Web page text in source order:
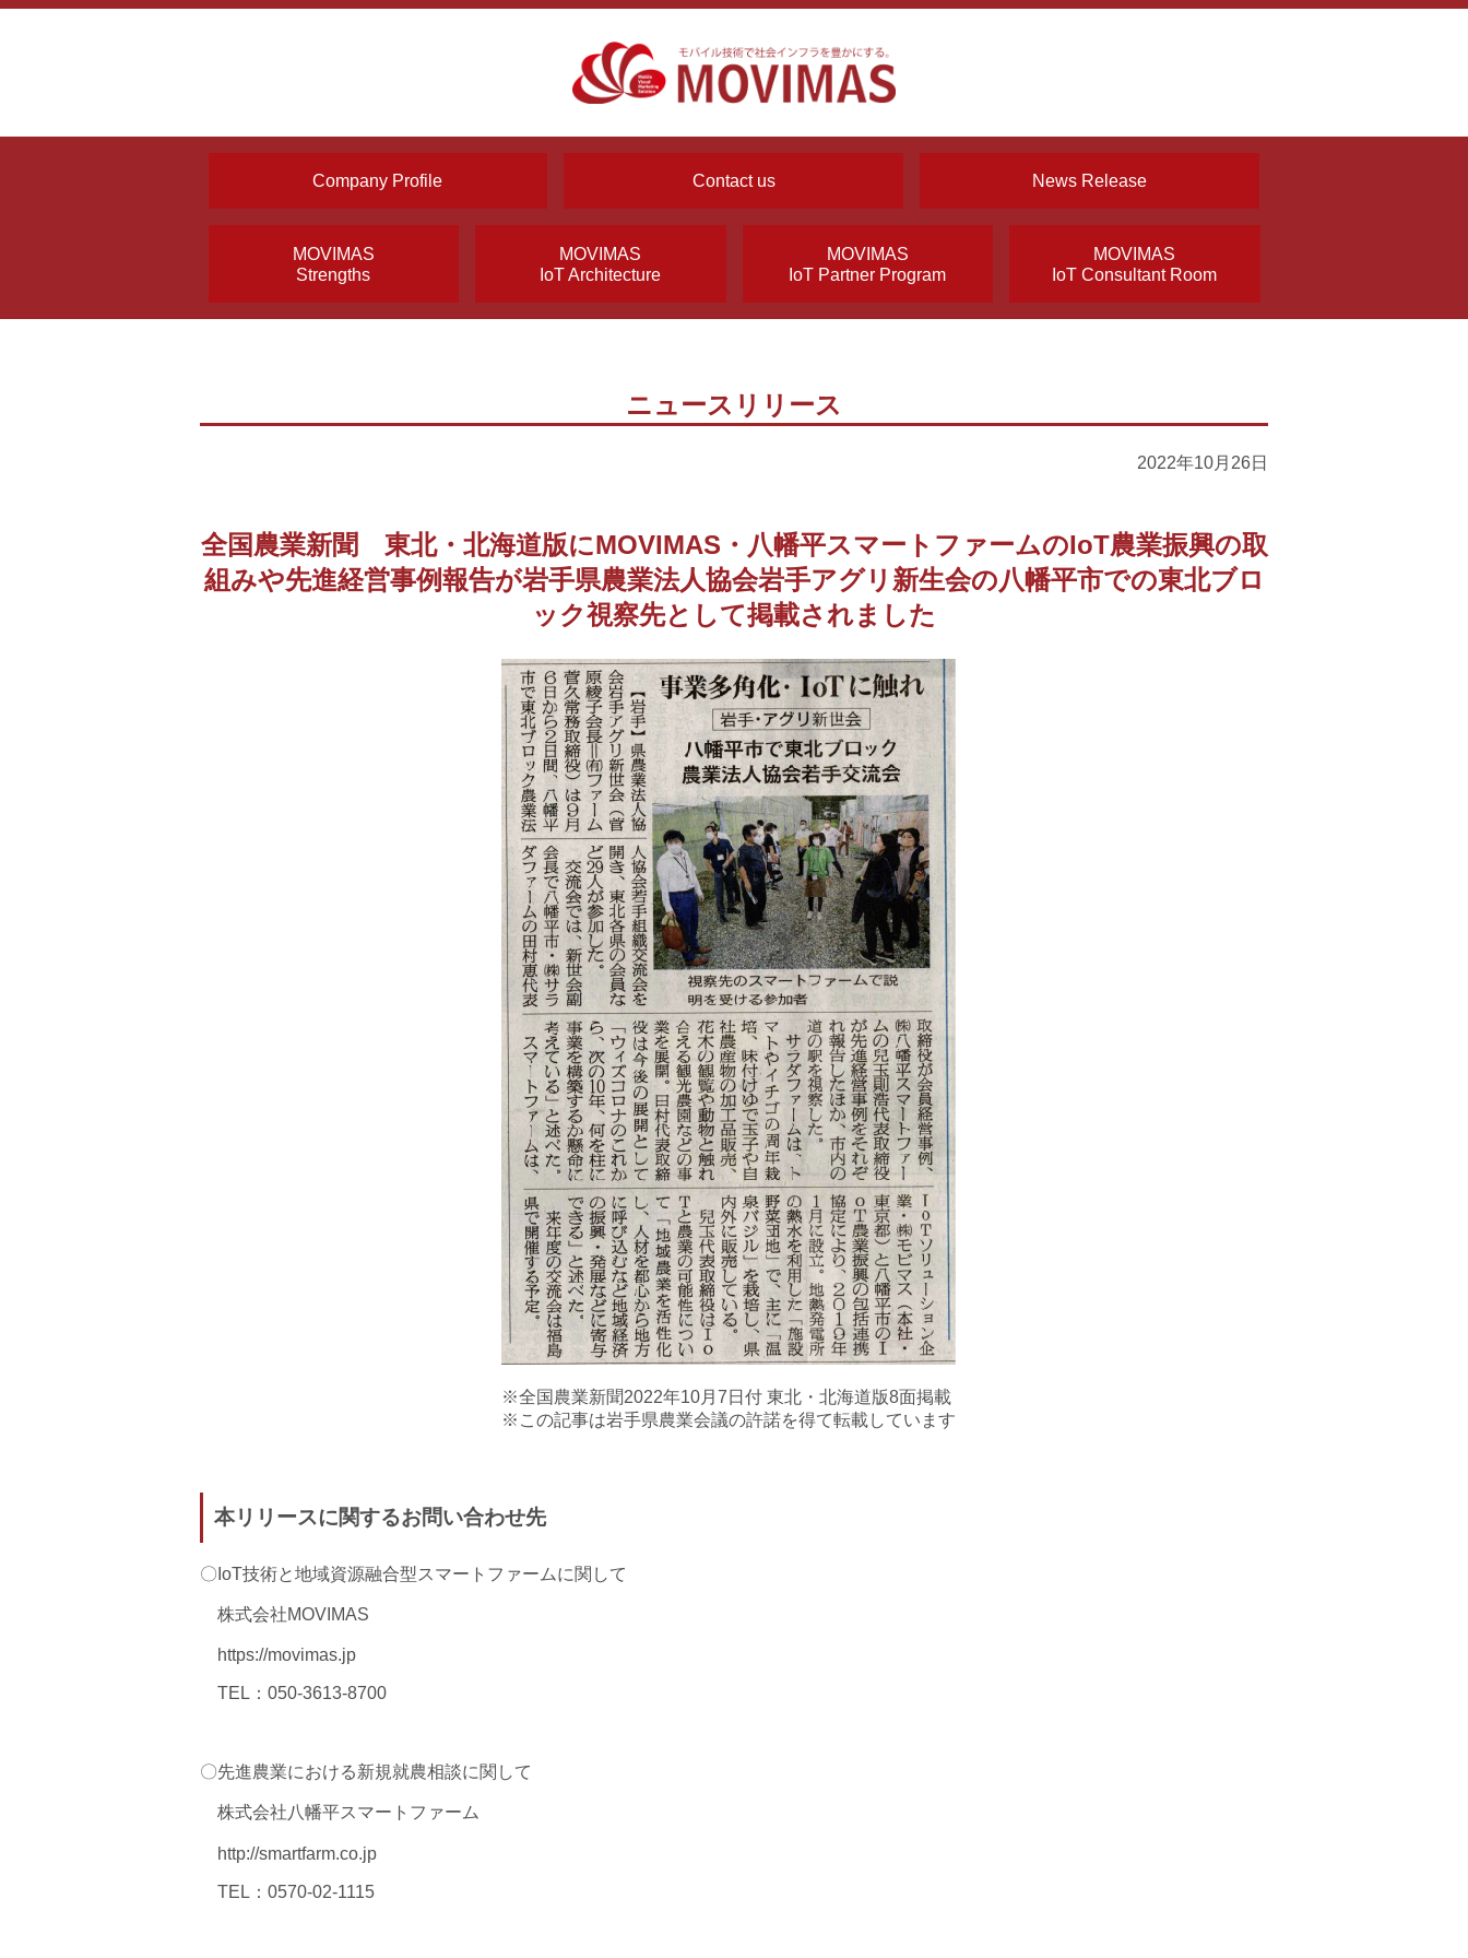
Company Profile Contact us News Release
MOVIMAS
Strengths
MOVIMAS
IoT Architecture
MOVIMAS
IoT Partner Program
MOVIMAS
IoT Consultant Room
ニュースリリース
2022年10月26日
全国農業新聞 東北・北海道版にMOVIMAS・八幡平スマートファームのIoT農業振興の取
組みや先進経営事例報告が岩手県農業法人協会岩手アグリ新生会の八幡平市での東北ブロ
ック視察先として掲載されました
※全国農業新聞2022年10月7日付 東北・北海道版8面掲載
※この記事は岩手県農業会議の許諾を得て転載しています
本リリースに関するお問い合わせ先
〇IoT技術と地域資源融合型スマートファームに関して
株式会社MOVIMAS
https://movimas.jp
TEL：050-3613-8700
〇先進農業における新規就農相談に関して
株式会社八幡平スマートファーム
http://smartfarm.co.jp
TEL：0570-02-1115